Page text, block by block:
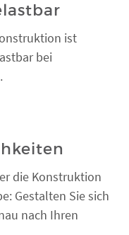
ist
bei
die Konstruktion
Gestalten Sie sich
nach Ihren